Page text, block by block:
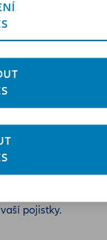
nabíjecí stanici,
Pokud se s autem
pojistky.